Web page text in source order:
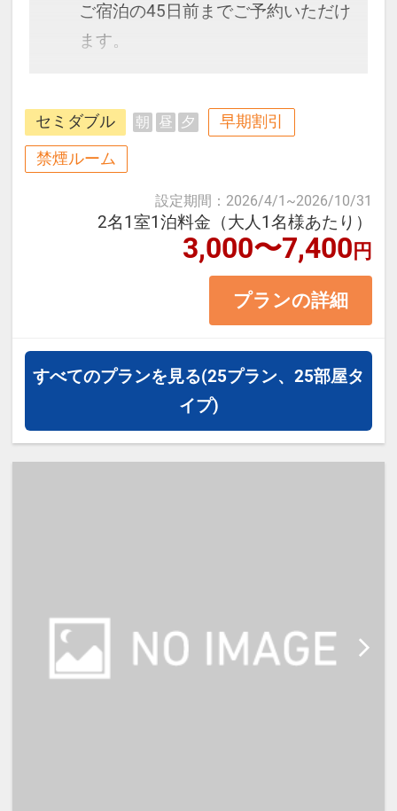
ご宿泊の45日前までご予約いただけ
ます。
ルに一番近いホテルで好立地！
繁華街の「天文館」や桜島に向かう
鹿児島・離島への観光の皆様を心よ
りお待ちしております！
≪お部屋タイプ≫セミダブル 12平
※1ベッドです。2名様で1室をご予
約の場合、おふたりでベッド1台を
ご利用いただきます。
※添い寝幼児のご利用は頂けません
セミダブル 朝 昼 夕 早期割引
禁煙ルーム
設定期間 ： 2026/4/1 ~2026/10/31
2名1室1泊料金（大人1名様あたり）
3,000〜7,400円
プランの詳細
すべてのプランを見る(25プラン、25部屋タ
イプ)